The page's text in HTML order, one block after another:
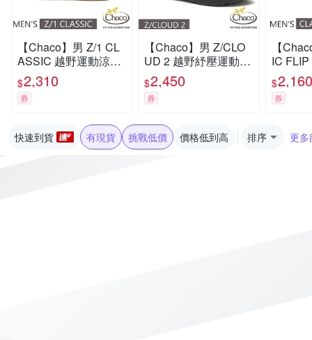
【Chaco】男 Z/1 CL
ASSIC 越野運動涼鞋
(標準款)/戶外拖鞋.海
灘鞋_CH-ZCM01-HL
70 巔峰藍夜
$2,310
券
【Chaco】男 Z/CLO
UD 2 越野紓壓運動涼
鞋(夾腳款).戶外拖鞋.
海灘鞋_CH-ZLM02-H
I34 天際青銅
$2,450
券
【
IC
字拖/
_CH-
舟檸檬
$2,160
券
快速到貨 有現貨 挑戰低價 價格低到高 排序 更多